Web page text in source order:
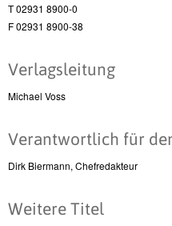
T 02931 8900-0
F 02931 8900-38
Verlagsleitung
Michael Voss
Verantwortlich für
Dirk Biermann, Chefredakteur
Weitere Titel